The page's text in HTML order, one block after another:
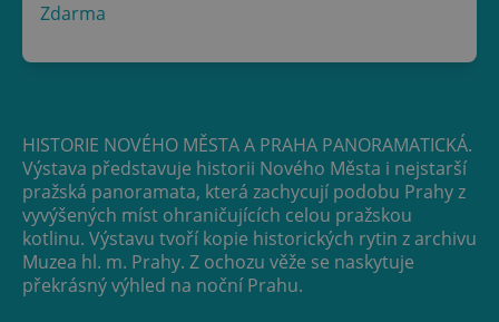
Zdarma
HISTORIE NOVÉHO MĚSTA A PRAHA PANORAMATICKÁ.
Výstava představuje historii Nového Města i nejstarší
pražská panoramata, která zachycují podobu Prahy z
vyvýšených míst ohraničujících celou pražskou
kotlinu. Výstavu tvoří kopie historických rytin z archivu
Muzea hl. m. Prahy. Z ochozu věže se naskytuje
překrásný výhled na noční Prahu.